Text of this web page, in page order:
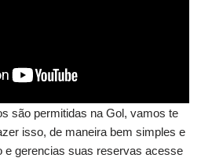
são permitidas na Gol, vamos te
isso, de maneira bem simples e
e gerencias suas reservas acesse